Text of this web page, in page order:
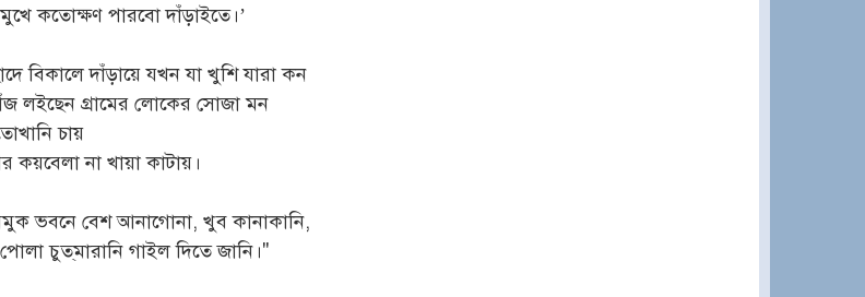
কতোক্ষণ পারবো দাঁড়াইতে।’
বিকালে দাঁড়ায়ে যখন যা খুশি যারা কন
লইছেন গ্রামের লোকের সোজা মন
চায়
না খায়া কাটায়।
ভবনে বেশ আনাগোনা, খুব কানাকানি,
চুত্‌মারানি গাইল দিতে জানি।''